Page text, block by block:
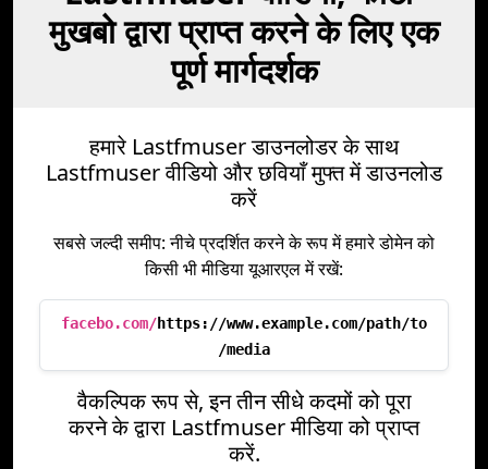
मुखबो द्वारा प्राप्त करने के लिए एक
पूर्ण मार्गदर्शक
हमारे Lastfmuser डाउनलोडर के साथ
Lastfmuser वीडियो और छवियाँ मुफ्त में डाउनलोड
करें
सबसे जल्दी समीप: नीचे प्रदर्शित करने के रूप में हमारे डोमेन को
किसी भी मीडिया यूआरएल में रखें:
facebo.com/https://www.example.com/path/to
/media
वैकल्पिक रूप से, इन तीन सीधे कदमों को पूरा
करने के द्वारा Lastfmuser मीडिया को प्राप्त
करें.